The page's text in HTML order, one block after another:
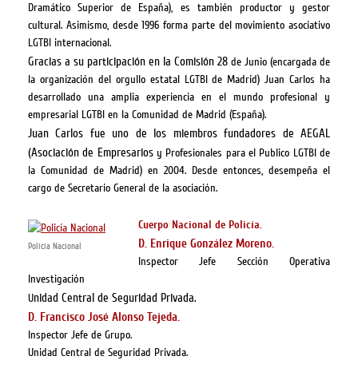
Dramático Superior de España), es también productor y gestor
cultural. Asimismo, desde 1996 forma parte del movimiento asociativo
LGTBI internacional.
Gracias a su participación en la Comisión 28 de Junio (encargada de
la organización del orgullo estatal LGTBI de Madrid) Juan Carlos ha
desarrollado una amplia experiencia en el mundo profesional y
empresarial LGTBI en la Comunidad de Madrid (España).
Juan Carlos fue uno de los miembros fundadores de AEGAL
(Asociación de Empresarios y Profesionales para el Publico LGTBI de
la Comunidad de Madrid) en 2004. Desde entonces, desempeña el
cargo de Secretario General de la asociación.
Policía Nacional
Cuerpo Nacional de Policía.
D. Enrique González Moreno.
Inspector Jefe Sección Operativa
Investigación
Unidad Central de Seguridad Privada.
D. Francisco José Alonso Tejeda.
Inspector Jefe de Grupo.
Unidad Central de Seguridad Privada.